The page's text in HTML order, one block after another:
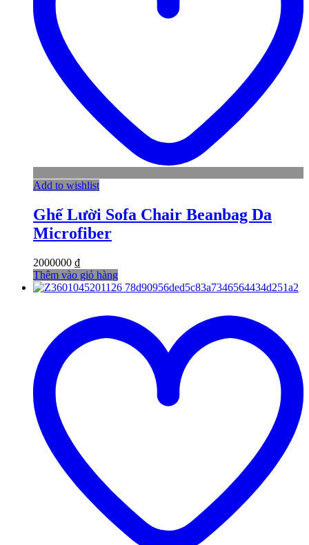
Add to wishlist
Ghế Lười Sofa Chair Beanbag Da
Microfiber
2000000 ₫
Thêm vào giỏ hàng